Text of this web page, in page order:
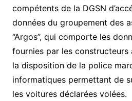
compétents de la DGSN
données du groupement des
“Argos”, qui comporte les
fournies par les constructeurs
la disposition de la police
informatiques permettant de
les voitures déclarées volées.